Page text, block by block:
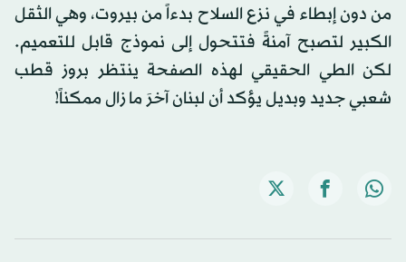
من دون إبطاء في نزع السلاح بدءاً من بيروت، وهي الثقل
الكبير لتصبح آمنةً فتتحول إلى نموذج قابل للتعميم.
لكن الطي الحقيقي لهذه الصفحة ينتظر بروز قطب
شعبي جديد وبديل يؤكد أن لبنان آخرَ ما زال ممكناً!